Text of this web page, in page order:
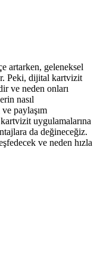
artarken, geleneksel
Peki, dijital kartvizit
ve neden onları
nasıl
paylaşım
uygulamalarına
da değineceğiz.
ve neden hızla